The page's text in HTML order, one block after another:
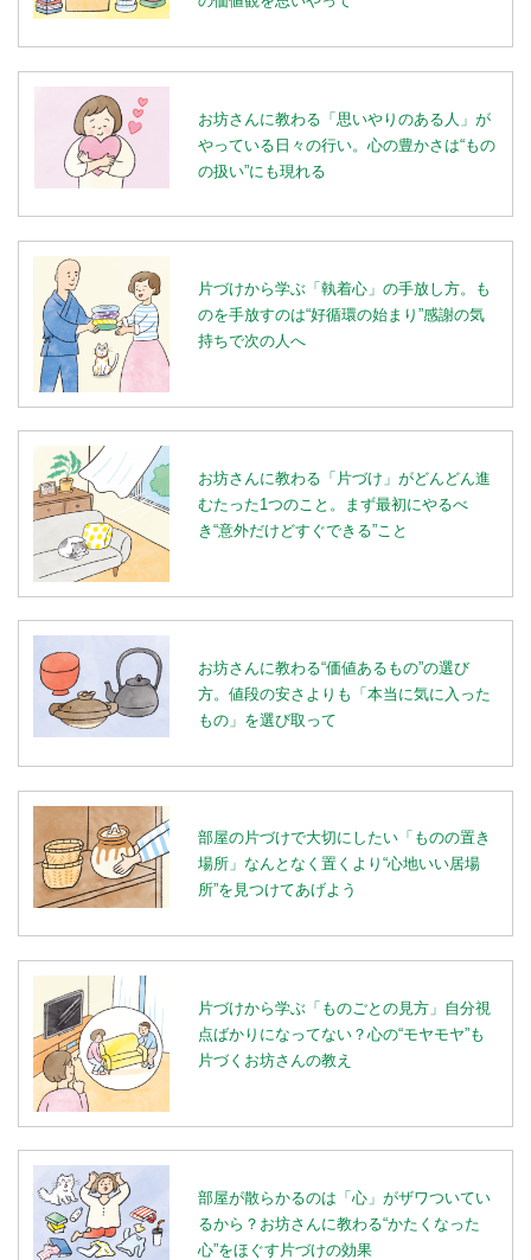
お坊さんに教わる「思いやりのある人」が
やっている日々の行い。心の豊かさは“もの
の扱い”にも現れる
片づけから学ぶ「執着心」の手放し方。も
のを手放すのは“好循環の始まり”感謝の気
持ちで次の人へ
お坊さんに教わる「片づけ」がどんどん進
むたった1つのこと。まず最初にやるべ
き“意外だけどすぐできる”こと
お坊さんに教わる“価値あるもの”の選び
方。値段の安さよりも「本当に気に入った
もの」を選び取って
部屋の片づけで大切にしたい「ものの置き
場所」なんとなく置くより“心地いい居場
所”を見つけてあげよう
片づけから学ぶ「ものごとの見方」自分視
点ばかりになってない？心の“モヤモヤ”も
片づくお坊さんの教え
部屋が散らかるのは「心」がザワついてい
るから？お坊さんに教わる“かたくなった
心”をほぐす片づけの効果